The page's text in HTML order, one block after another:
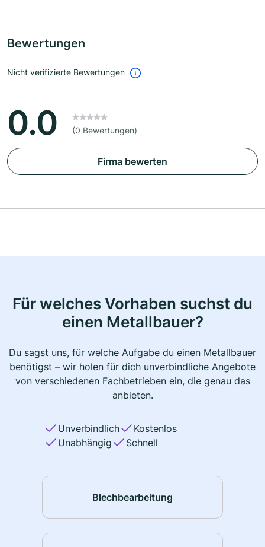
Bewertungen
Nicht verifizierte Bewertungen
0.0 (0 Bewertungen)
Firma bewerten
Für welches Vorhaben suchst du
einen Metallbauer?
Du sagst uns, für welche Aufgabe du einen Metallbauer
benötigst – wir holen für dich unverbindliche Angebote
von verschiedenen Fachbetrieben ein, die genau das
anbieten.
Unverbindlich
Kostenlos
Unabhängig
Schnell
Blechbearbeitung